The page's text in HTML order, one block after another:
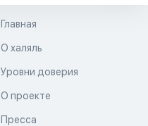
Главная
О халяль
Уровни доверия
О проекте
Пресса